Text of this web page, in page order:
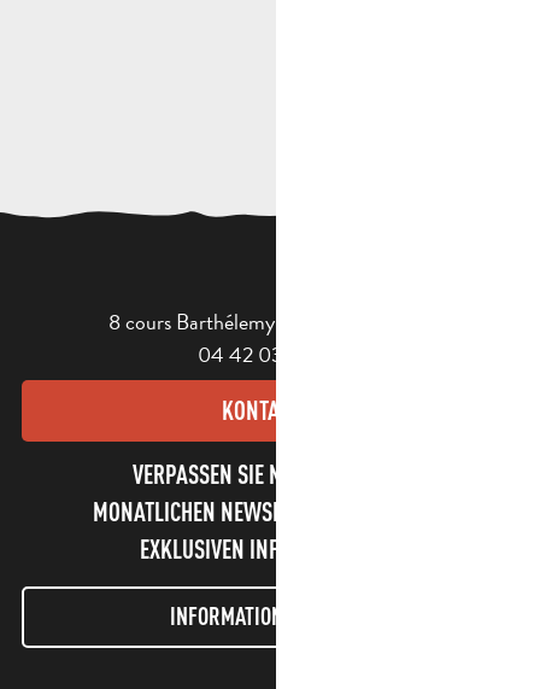
8 cours Barthélemy - 13400 Aubagne
04 42 03 49 98
KONTAKT
VERPASSEN SIE NICHT UNSEREN
MONATLICHEN NEWSLETTER UND UNSERE
EXKLUSIVEN INFORMATIONEN!
INFORMATIONEN LETTER